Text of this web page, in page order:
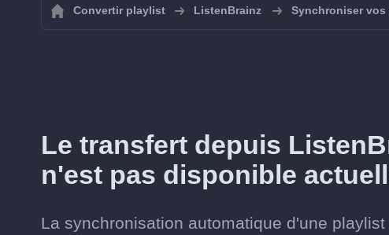
Convertir playlist ListenBrainz Synchroniser
Le transfert depuis
n'est pas disponible
La synchronisation automatique d'une